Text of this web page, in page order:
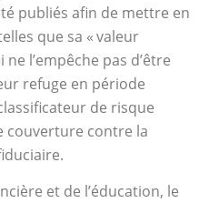
publiés afin de mettre en
que sa « valeur
l’empêche pas d’être
refuge en période
de risque
couverture contre la
et de l’éducation, le